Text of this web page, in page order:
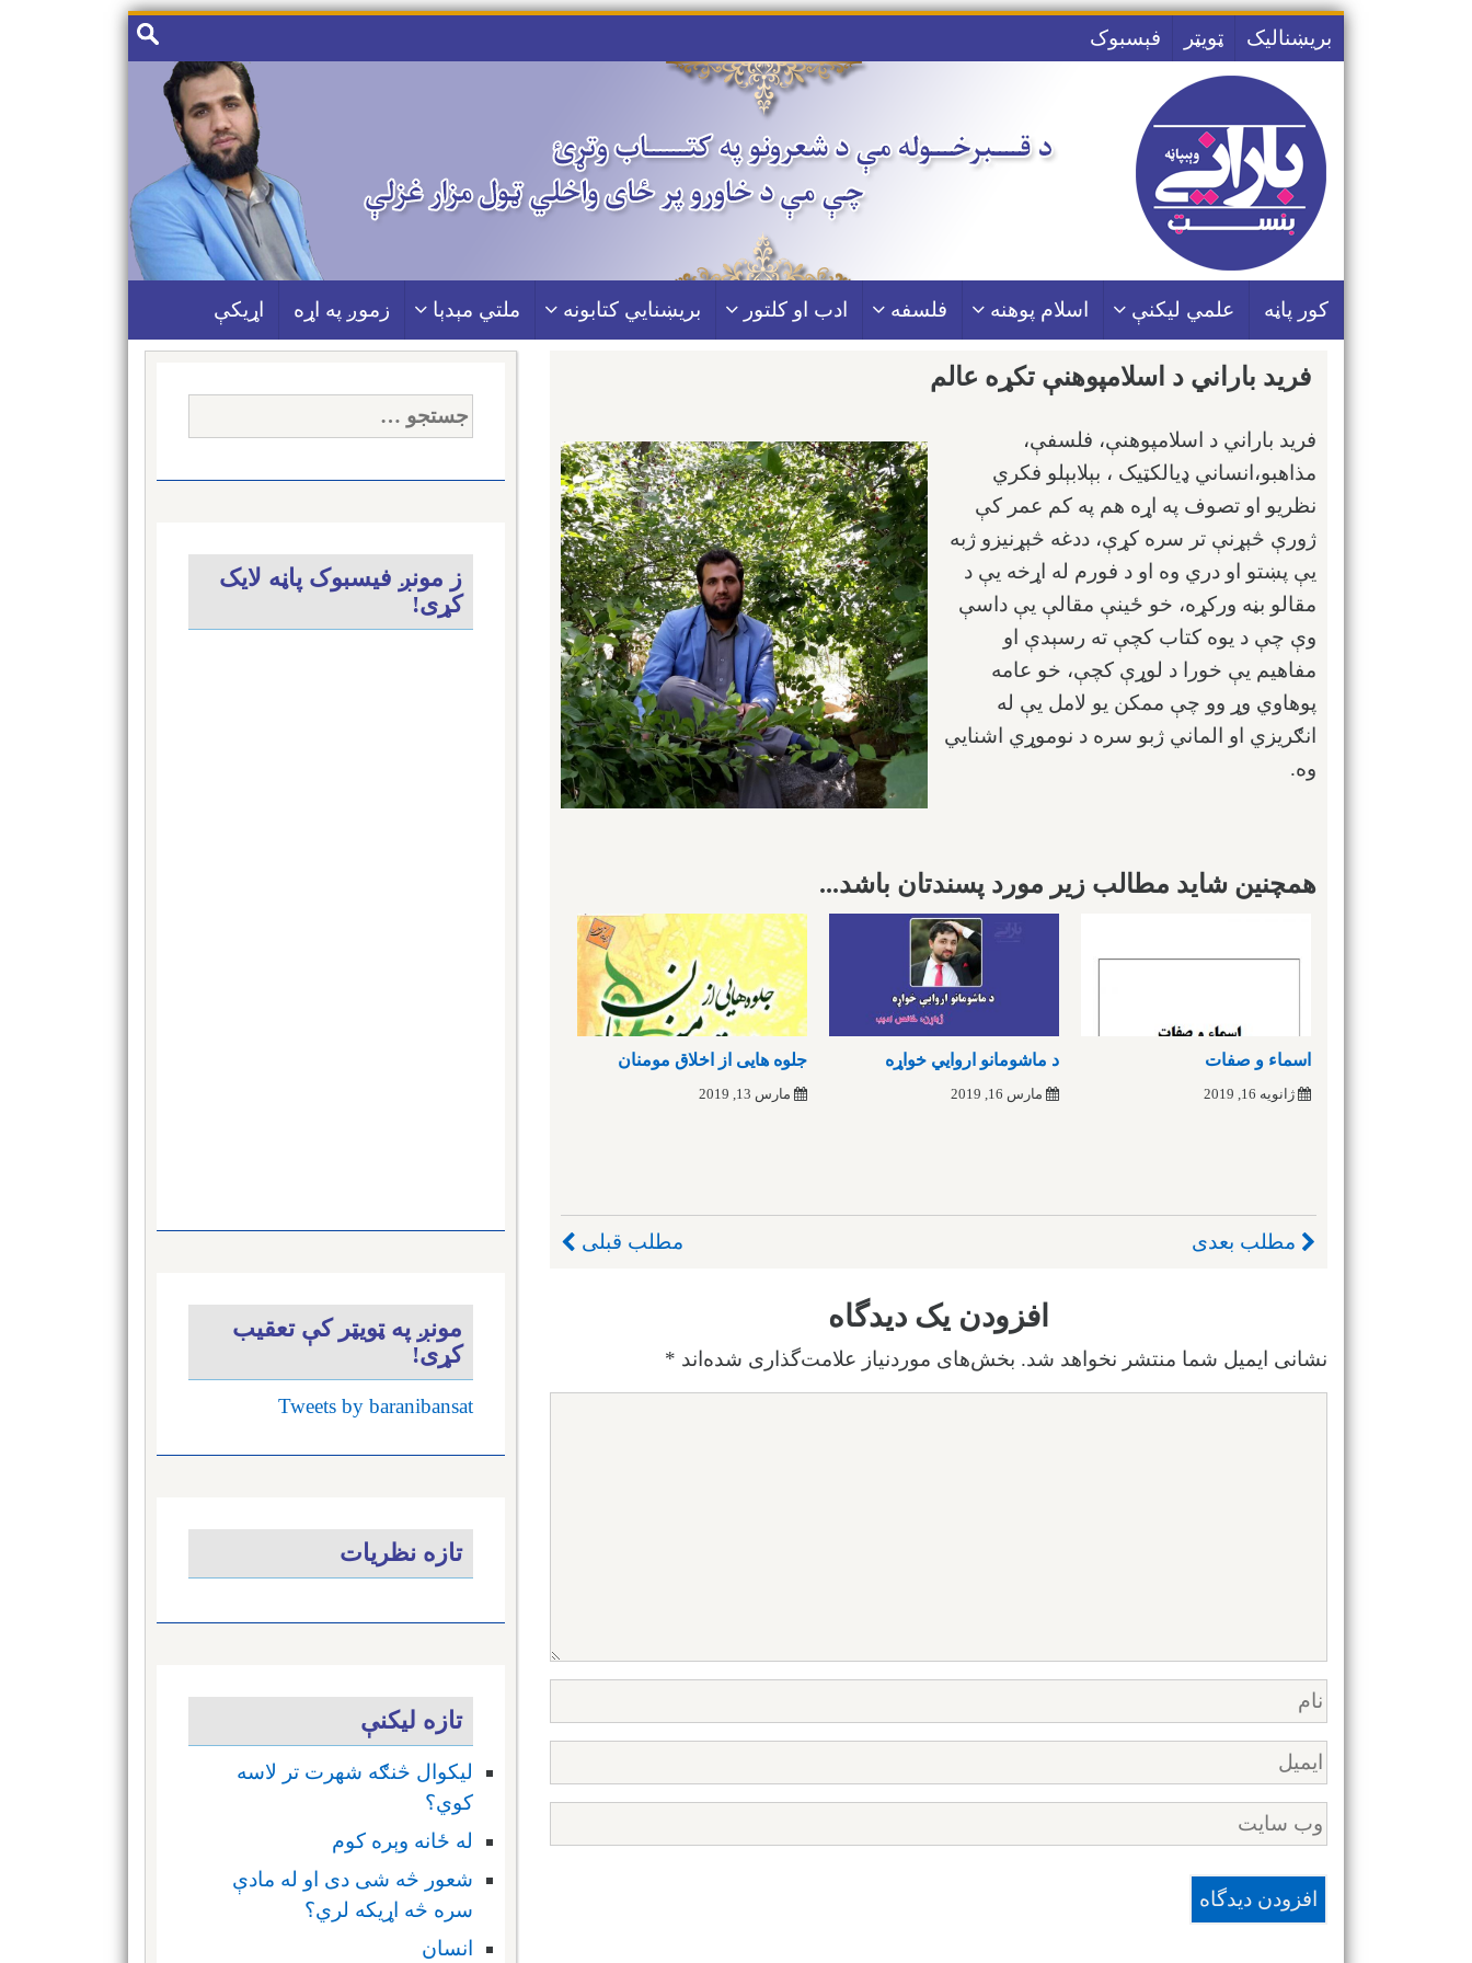
کردن
رفتن
مطلب
بریښناليک ټویټر فېسبوک
جستجو
برای:
کور پاڼه علمي لیکنې اسلام پوهنه فلسفه ادب او کلتور بریښنايي کتابونه ملتي مېدېا زموږ په اړه اړیکې
فرید باراني د اسلامپوهنې تکړه عالم
فرید باراني د اسلامپوهنې، فلسفې،
مذاهبو،انساني ډیالکټیک ، بېلابېلو فکري
نظریو او تصوف په اړه هم په کم عمر کې
ژورې څېړنې تر سره کړې، ددغه څېړنیزو ژبه
یې پښتو او دري وه او د فورم له اړخه یې د
مقالو بڼه ورکړه، خو ځینې مقالې یې داسې
وې چې د یوه کتاب کچې ته رسېدې او
مفاهیم یې خورا د لوړې کچې، خو عامه
پوهاوي وړ وو چې ممکن یو لامل یې له
انګریزي او الماني ژبو سره د نوموړي اشنايي
وه.
همچنین شاید مطالب زیر مورد پسندتان باشد...
اسماء و صفات
ژانویه 16, 2019
د ماشومانو اروایي خواړه
مارس 16, 2019
جلوه هایی از اخلاق مومنان
مارس 13, 2019
مطلب قبلی مطلب بعدی
افزودن یک دیدگاه
نشانی ایمیل شما منتشر نخواهد شد. بخش‌های موردنیاز علامت‌گذاری شده‌اند *
جستجو
برای:
ز مونږ فیسبوک پاڼه لایک
کړی!
مونږ په ټویټر کې تعقیب
کړی!
Tweets by baranibansat
تازه نظریات
تازه ليکنې
ليکوال څنګه شهرت تر لاسه
کوي؟
له ځانه وېره کوم
شعور څه شی دی او له مادې
سره څه اړیکه لري؟
انسان